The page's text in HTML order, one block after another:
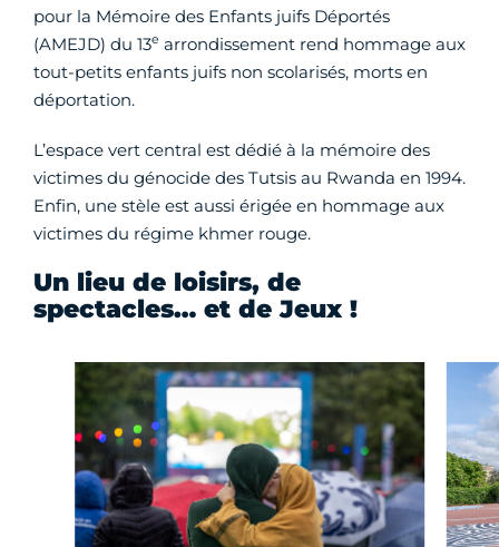
pour la Mémoire des Enfants juifs Déportés
(AMEJD) du 13e arrondissement rend hommage aux
tout-petits enfants juifs non scolarisés, morts en
déportation.
L’espace vert central est dédié à la mémoire des
victimes du génocide des Tutsis au Rwanda en 1994.
Enfin, une stèle est aussi érigée en hommage aux
victimes du régime khmer rouge.
Un lieu de loisirs, de
spectacles… et de Jeux !